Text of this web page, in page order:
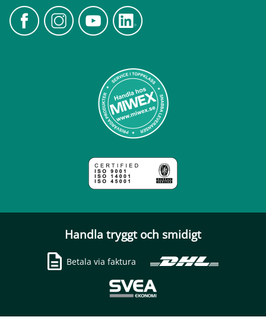
Handla tryggt och smidigt
Betala via faktura